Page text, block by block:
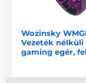
Wozinsky
Vezeték
gaming egér,